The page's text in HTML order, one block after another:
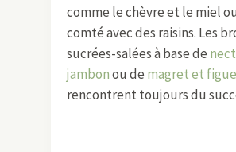
comme le chèvre et le miel
comté avec des raisins. Les
sucrées-salées à base de
jambonou de magret et figue
rencontrent toujours du